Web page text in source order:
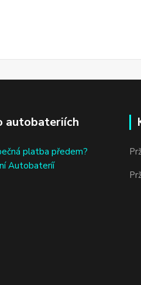
autobateriích
platba předem?
Autobateríí